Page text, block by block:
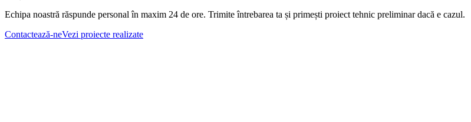
Echipa noastră răspunde personal în maxim 24 de ore. Trimite întrebarea ta și primești proiect tehnic preliminar dacă e cazul.
Contactează-neVezi proiecte realizate